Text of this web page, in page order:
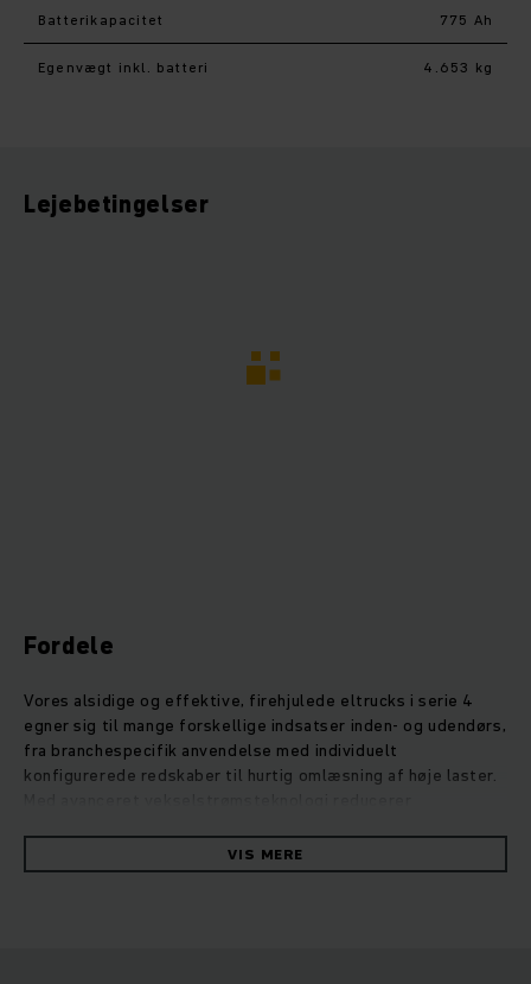
Batterikapacitet 775 Ah
Egenvægt inkl. batteri 4.653 kg
Lejebetingelser
Fordele
Vores alsidige og effektive, firehjulede eltrucks i serie 4
egner sig til mange forskellige indsatser inden- og udendørs,
fra branchespecifik anvendelse med individuelt
konfigurerede redskaber til hurtig omlæsning af høje laster.
hydraulik betydeligt forbruget og sikrer optimal
effektivitet. Dokumenter målingerne i henhold til VDI-
VIS MERE